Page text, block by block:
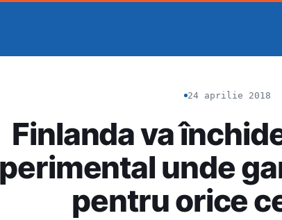
24 aprilie 2018
Finlanda va
unde
pentru orice